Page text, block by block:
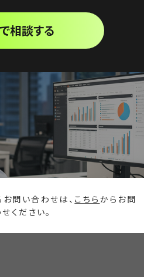
相談する
問い合わせは、 こちら からお問
ください。